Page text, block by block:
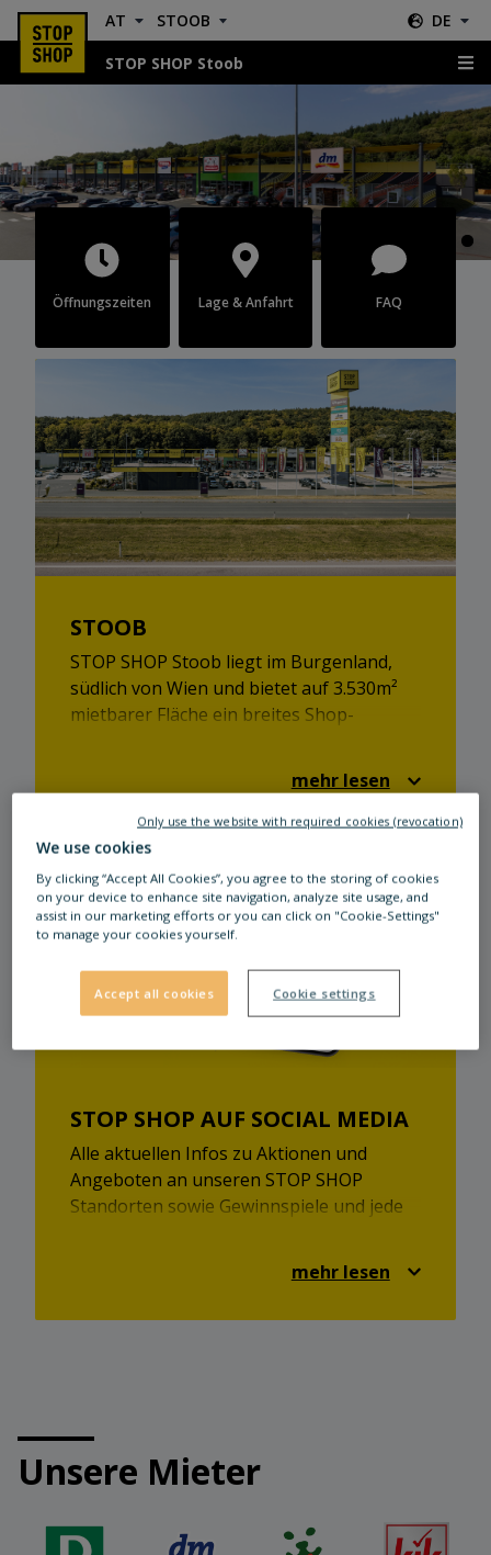
AT STOOB DE
STOP SHOP Stoob
Öffnungszeiten Lage & Anfahrt FAQ
STOOB
STOP SHOP Stoob liegt im Burgenland,
südlich von Wien und bietet auf 3.530m²
mietbarer Fläche ein breites Shop-
jeden etwas!
mehr lesen
STOP SHOP AUF SOCIAL MEDIA
Alle aktuellen Infos zu Aktionen und
Angeboten an unseren STOP SHOP
Standorten sowie Gewinnspiele und jede
Schaut vorbei und seid immer up-to-date!
mehr lesen
Unsere Mieter
We use cookies
By clicking “Accept All Cookies”, you agree to the storing of cookies
on your device to enhance site navigation, analyze site usage, and
assist in our marketing efforts or you can click on "Cookie-Settings"
to manage your cookies yourself.
Accept all cookies Cookie settings
Only use the website with required cookies (revocation)